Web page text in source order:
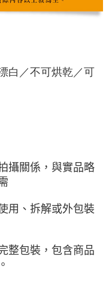
白／不可烘乾／可
攝關係，與實品略
用、拆解或外包裝
整包裝，包含商品